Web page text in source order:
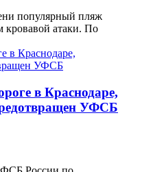
популярный пляж
кровавой атаки. По
в Краснодаре,
УФСБ